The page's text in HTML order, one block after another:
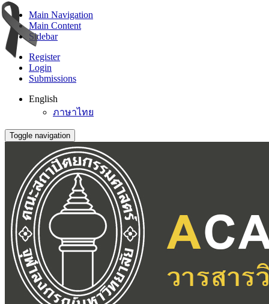
Main Navigation
Main Content
Sidebar
Register
Login
Submissions
English
ภาษาไทย
Toggle navigation